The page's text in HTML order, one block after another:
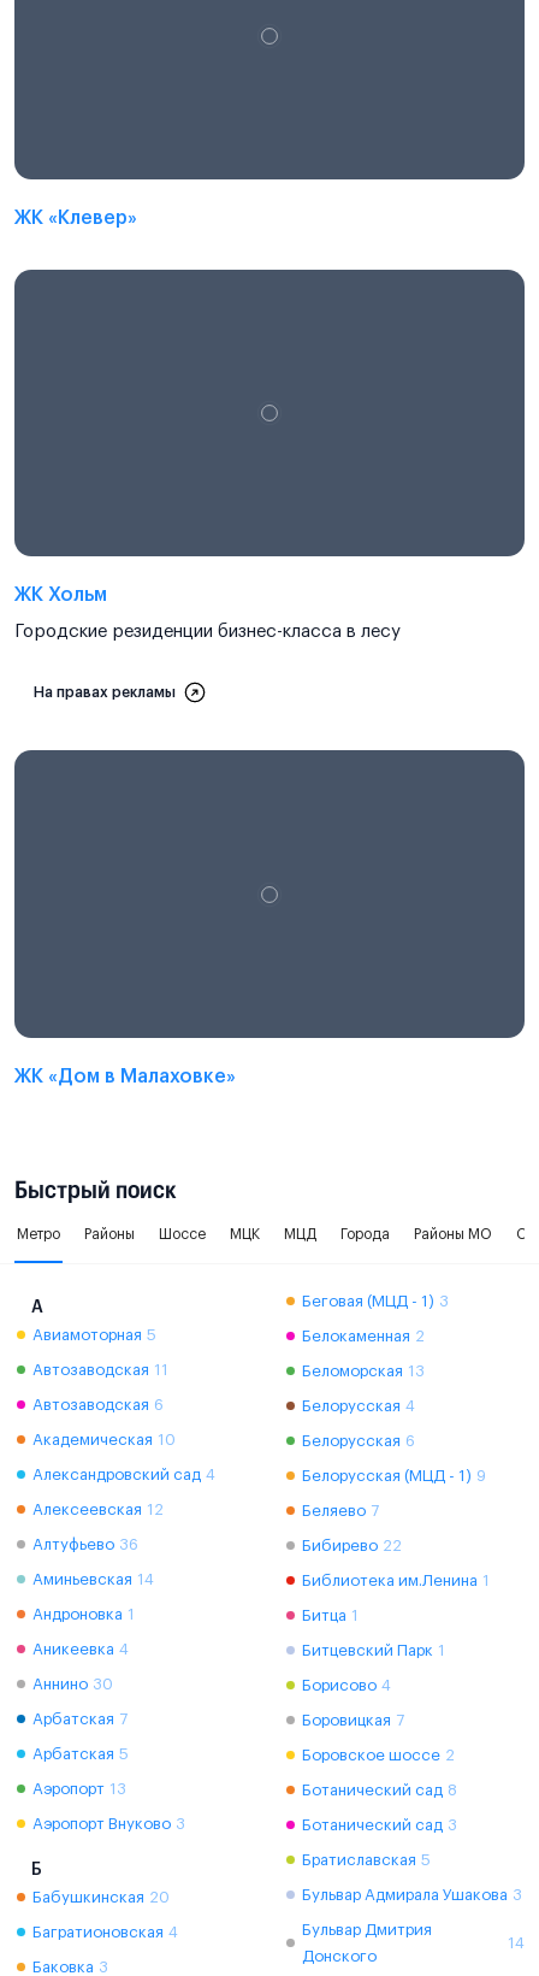
ЖК «Клевер»
ЖК Хольм
Городские резиденции бизнес-класса в лесу
На правах рекламы
ЖК «Дом в Малаховке»
Быстрый поиск
Метро Районы Шоссе МЦК МЦД Города Районы МО
А
Авиамоторная 5
Автозаводская 11
Автозаводская 6
Академическая 10
Александровский сад 4
Алексеевская 12
Алтуфьево 36
Аминьевская 14
Андроновка 1
Аникеевка 4
Аннино 30
Арбатская 7
Арбатская 5
Аэропорт 13
Аэропорт Внуково 3
Б
Бабушкинская 20
Багратионовская 4
Баковка 3
Беговая (МЦД - 1) 3
Белокаменная 2
Беломорская 13
Белорусская 4
Белорусская 6
Белорусская (МЦД - 1) 9
Беляево 7
Бибирево 22
Библиотека им.Ленина 1
Битца 1
Битцевский Парк 1
Борисово 4
Боровицкая 7
Боровское шоссе 2
Ботанический сад 8
Ботанический сад 3
Братиславская 5
Бульвар Адмирала Ушакова 3
Бульвар Дмитрия
Донского
14